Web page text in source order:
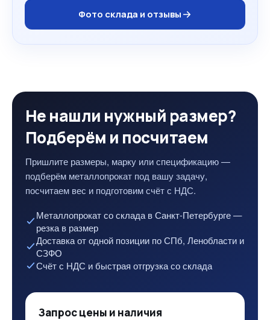
Фото склада и отзывы
Не нашли нужный размер?
Подберём и посчитаем
Пришлите размеры, марку или спецификацию —
подберём металлопрокат под вашу задачу,
посчитаем вес и подготовим счёт с НДС.
Металлопрокат со склада в Санкт-Петербурге —
резка в размер
Доставка от одной позиции по СПб, Ленобласти и
СЗФО
Счёт с НДС и быстрая отгрузка со склада
Запрос цены и наличия